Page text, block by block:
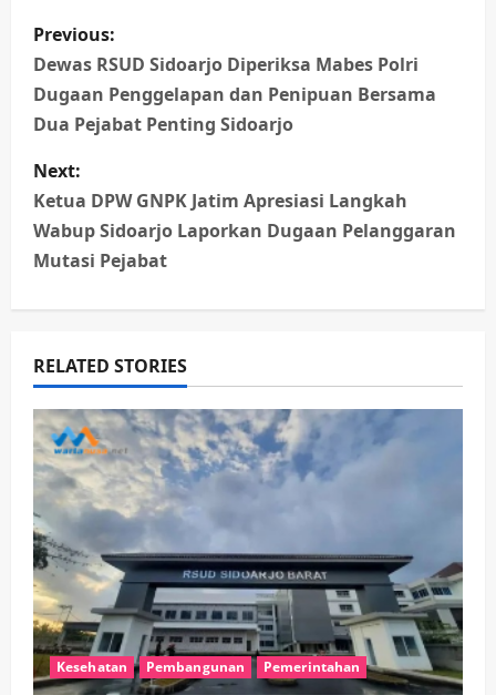
P
o
s
t
n
a
v
i
g
a
t
i
o
n
Previous:
Dewas RSUD Sidoarjo Diperiksa Mabes Polri
Dugaan Penggelapan dan Penipuan Bersama
Dua Pejabat Penting Sidoarjo
Next:
Ketua DPW GNPK Jatim Apresiasi Langkah
Wabup Sidoarjo Laporkan Dugaan Pelanggaran
Mutasi Pejabat
RELATED STORIES
Kesehatan Pembangunan Pemerintahan